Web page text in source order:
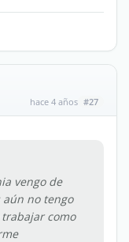
hace 4 años #27
vengo de
aún no tengo
como